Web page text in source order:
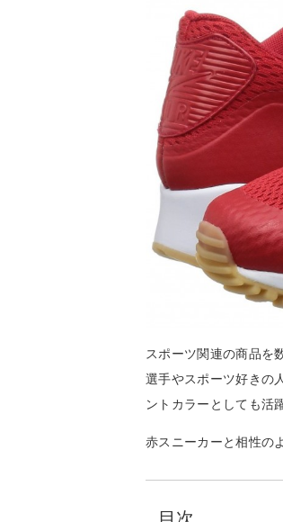
スポーツ関連の商品を
選手やスポーツ好きの
ントカラーとしても活
赤スニーカーと相性の